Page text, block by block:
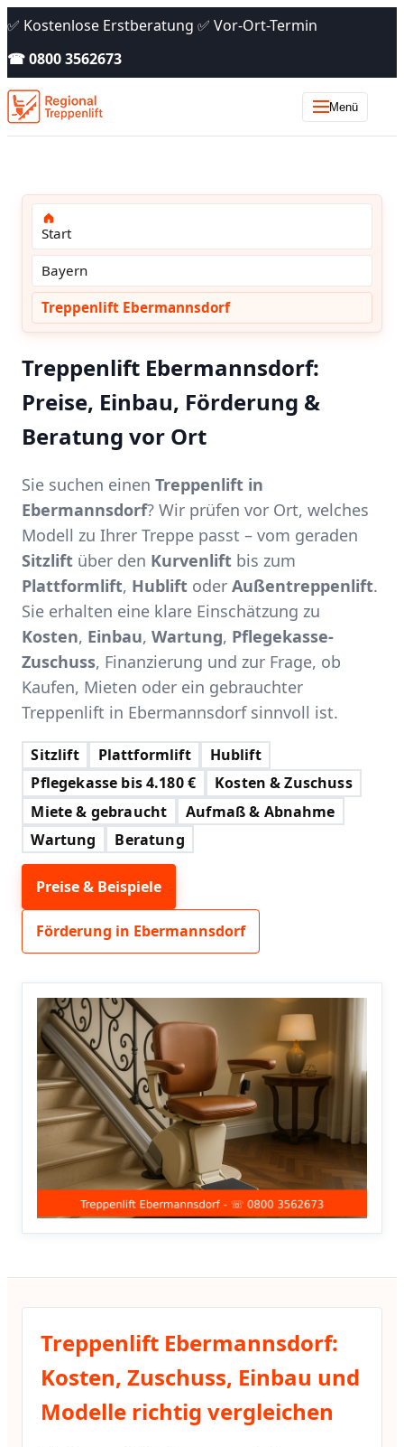
✅ Kostenlose Erstberatung ✅ Vor-Ort-Termin
☎ 0800 3562673
Menü
Start
Bayern
Treppenlift Ebermannsdorf
Treppenlift Ebermannsdorf:
Preise, Einbau, Förderung &
Beratung vor Ort
Sie suchen einen Treppenlift in
Ebermannsdorf? Wir prüfen vor Ort, welches
Modell zu Ihrer Treppe passt – vom geraden
Sitzlift über den Kurvenlift bis zum
Plattformlift, Hublift oder Außentreppenlift.
Sie erhalten eine klare Einschätzung zu
Kosten, Einbau, Wartung, Pflegekasse-
Zuschuss, Finanzierung und zur Frage, ob
Kaufen, Mieten oder ein gebrauchter
Treppenlift in Ebermannsdorf sinnvoll ist.
Sitzlift Plattformlift
Hublift
Pflegekasse bis 4.180 €
Kosten & Zuschuss
Miete & gebraucht
Aufmaß & Abnahme
Wartung
Beratung
Preise & Beispiele
Förderung in Ebermannsdorf
Treppenlift Ebermannsdorf:
Kosten, Zuschuss, Einbau und
Modelle richtig vergleichen